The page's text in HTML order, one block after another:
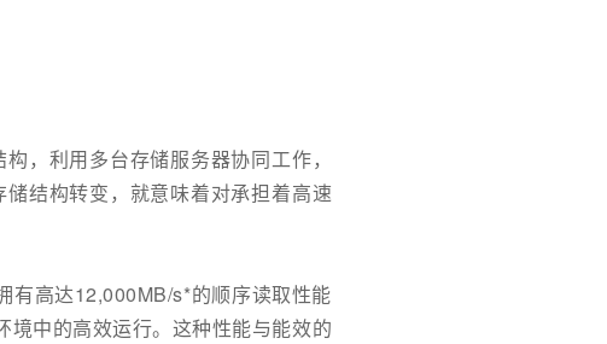
，利用多台存储服务器协同工作，
结构转变，就意味着对承担着高速
有高达12,000MB/s*的顺序读取性能
中的高效运行。这种性能与能效的